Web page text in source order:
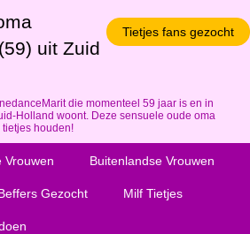
Tietjes fans gezocht
uit Zuid
die momenteel 59 jaar is en in
Holland woont. Deze sensuele oude oma
houden!
Vrouwen Buitenlandse Vrouwen
Gezocht Milf Tietjes